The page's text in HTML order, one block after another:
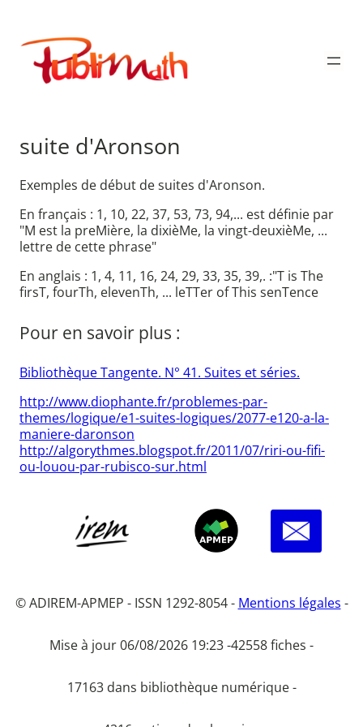
contenu
Publimath
suite d'Aronson
Exemples de début de suites d'Aronson.
En français : 1, 10, 22, 37, 53, 73, 94,... est définie par
"M est la preMière, la dixièMe, la vingt-deuxièMe, ...
lettre de cette phrase"
En anglais : 1, 4, 11, 16, 24, 29, 33, 35, 39,. :"T is The
firsT, fourTh, elevenTh, ... leTTer of This senTence
Pour en savoir plus :
Bibliothèque Tangente. N° 41. Suites et séries.
http://www.diophante.fr/problemes-par-
themes/logique/e1-suites-logiques/2077-e120-a-la-
maniere-daronson
http://algorythmes.blogspot.fr/2011/07/riri-ou-fifi-
ou-louou-par-rubisco-sur.html
© ADIREM-APMEP - ISSN 1292-8054 - Mentions légales -
Mise à jour 06/08/2026 19:23 -42558 fiches -
17163 dans bibliothèque numérique -